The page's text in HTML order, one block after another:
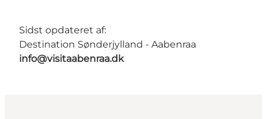
Sidst opdateret af:
Destination Sønderjylland - Aabenraa
info@visitaabenraa.dk